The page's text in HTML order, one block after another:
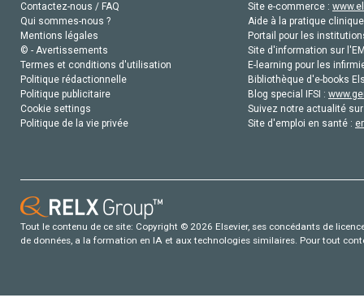
Contactez-nous / FAQ
Qui sommes-nous ?
Mentions légales
© - Avertissements
Termes et conditions d'utilisation
Politique rédactionnelle
Politique publicitaire
Cookie settings
Politique de la vie privée
Site e-commerce :
Aide à la pratique
Portail pour les
Site d'information sur
E-learning pour les
Bibliothèque d'e-books
Blog special IFSI :
Suivez notre actualité
Site d'emploi en santé :
Tout le contenu de ce site: Copyright © 2026 Elsevier, ses concédants de
de données, a la formation en IA et aux technologies similaires. Pour tout